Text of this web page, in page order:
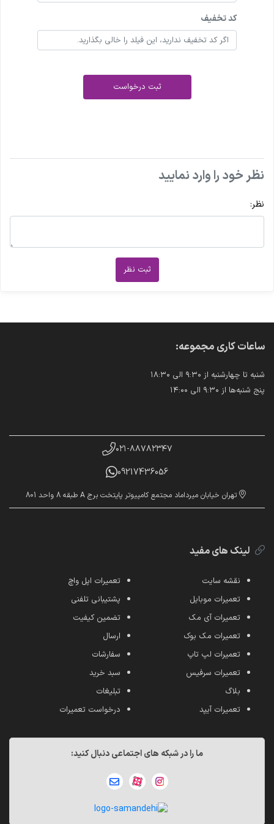
کد تخفیف
ثبت درخواست
نظر خود را وارد نمایید
نظر:
ثبت نظر
ساعات کاری مجموعه:
شنبه تا چهارشنبه از ۹:۳۰ الی ۱۸:۳۰
پنج شنبه‌ها از ۹:۳۰ الی ۱۴:۰۰
۰۲۱-۸۸۷۸۲۳۴۷
09217436056
تهران خیابان میرداماد مجتمع کامپیوتر پایتخت برج A طبقه 8 واحد 801
لینک های مفید
نقشه سایت
تعمیرات موبایل
تعمیرات آی مک
تعمیرات مک بوک
تعمیرات لپ تاپ
تعمیرات سرفیس
بلاگ
تعمیرات آیپد
تعمیرات اپل واچ
پشتیبانی تلفنی
تضمین کیفیت
ارسال
سفارشات
سبد خرید
تبلیغات
درخواست تعمیرات
ما را در شبکه های اجتماعی دنبال کنید: